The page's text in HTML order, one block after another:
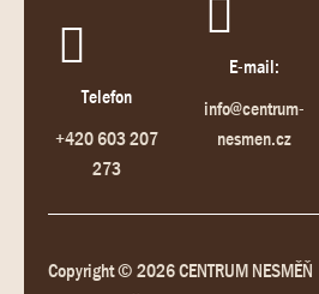
Telefon
+420 603 207
273
E-mail:
info@centrum-
nesmen.cz
Copyright © 2026 CENTRUM NESMĚŇ